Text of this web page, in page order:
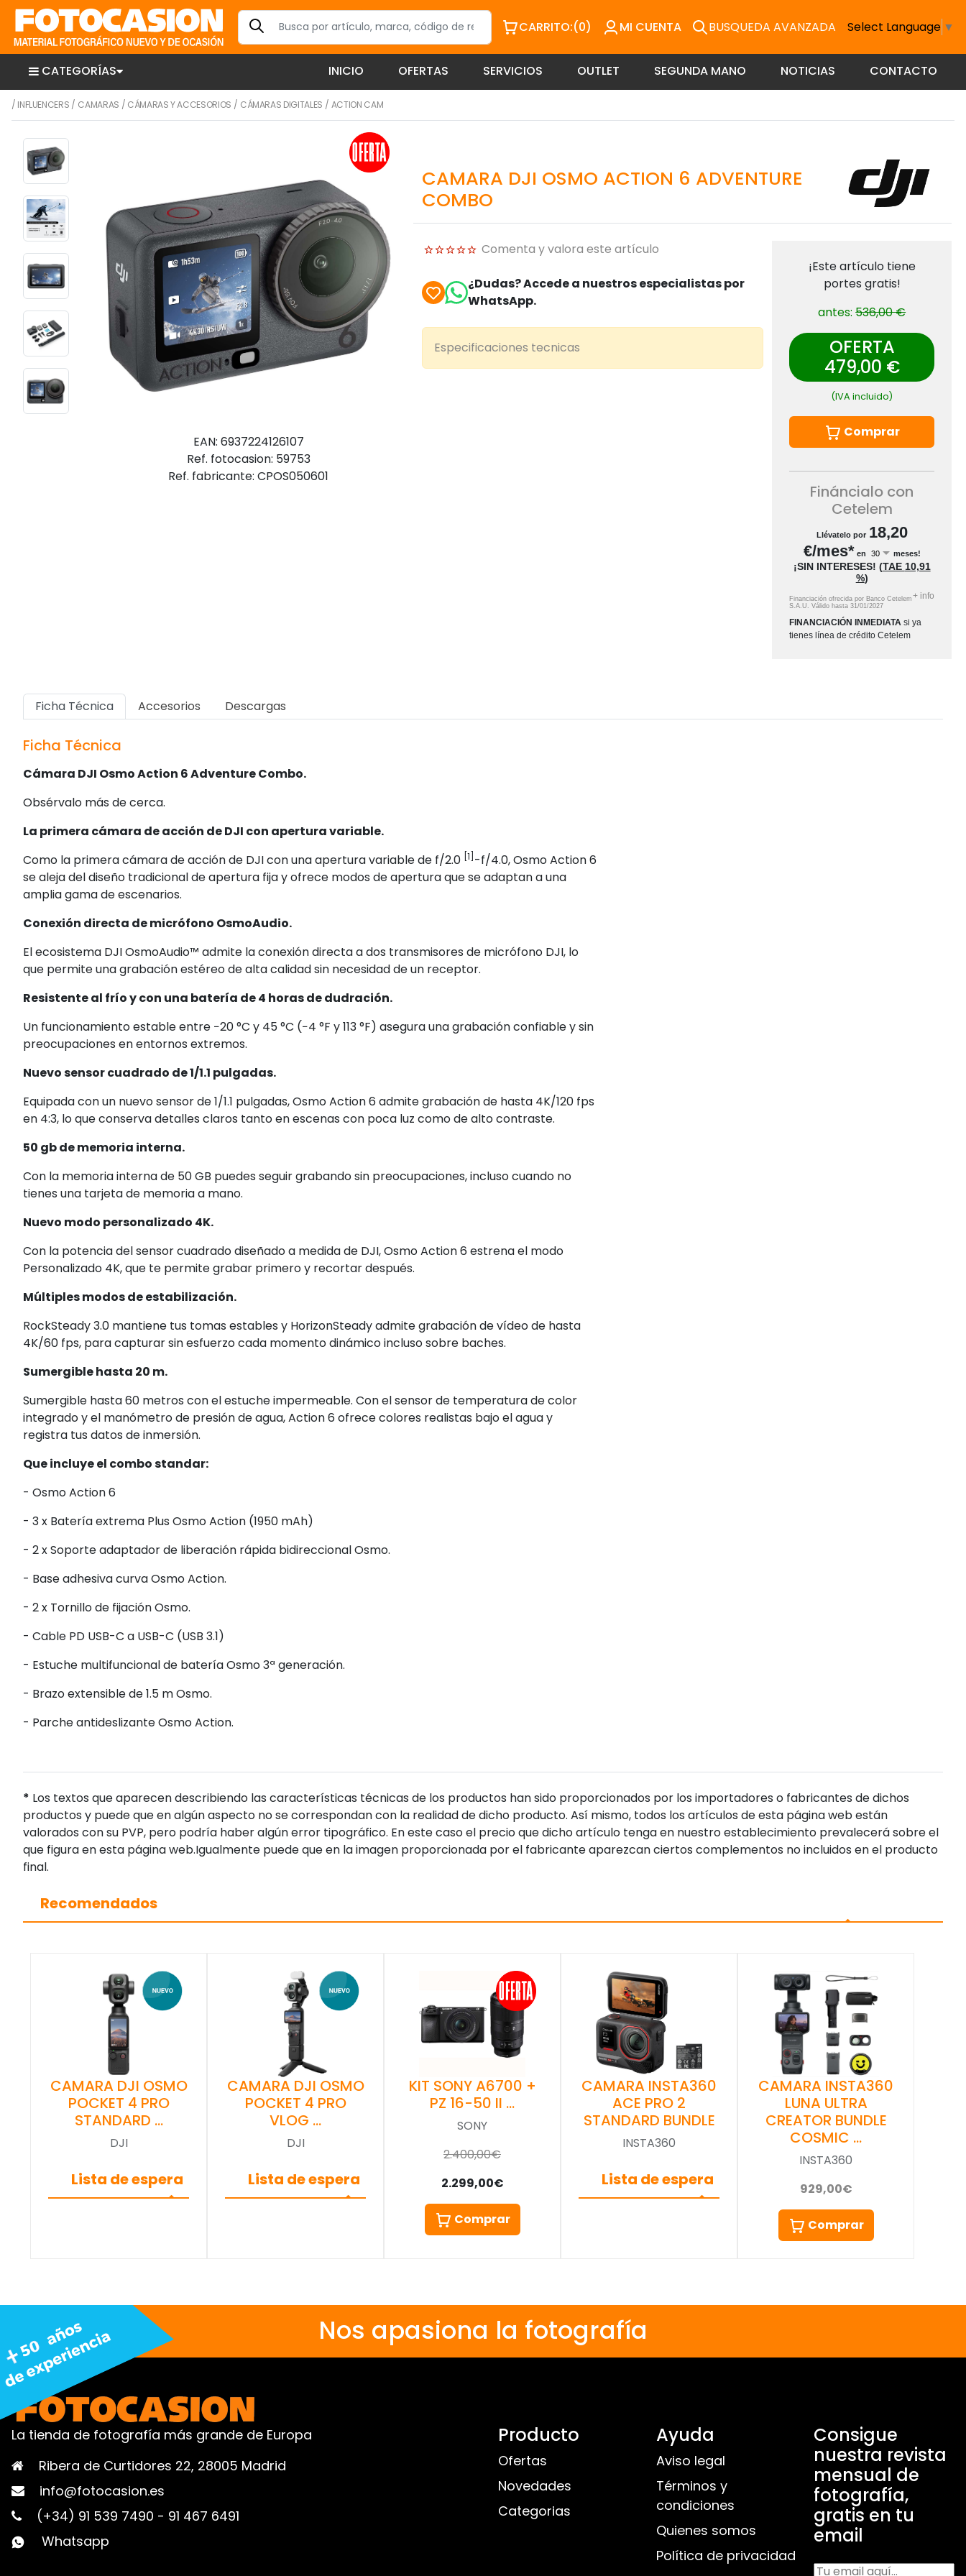
CARRITO:(0) MI CUENTA BUSQUEDA AVANZADA Select Language ▼
CATEGORÍAS INICIO OFERTAS SERVICIOS OUTLET SEGUNDA MANO NOTICIAS CONTACTO
/ INFLUENCERS / CAMARAS / CÁMARAS Y ACCESORIOS / CÁMARAS DIGITALES / ACTION CAM
EAN: 6937224126107
Ref. fotocasion: 59753
Ref. fabricante: CPOS050601
CAMARA DJI OSMO ACTION 6 ADVENTURE
COMBO
Comenta y valora este artículo
¿Dudas? Accede a nuestros especialistas por
WhatsApp.
Especificaciones tecnicas
¡Este artículo tiene
portes gratis!
antes:536,00 €
OFERTA
479,00 €
(IVA incluido)
Comprar
Fináncialo con
Cetelem
Llévatelo por 18,20
€/mes* en meses!
¡SIN INTERESES! (TAE 10,91
%)
Financiación ofrecida por Banco Cetelem
S.A.U.Válido hasta31/01/2027
+ info
FINANCIACIÓN INMEDIATA si ya
tienes línea de crédito Cetelem
Ficha Técnica Accesorios Descargas
Ficha Técnica
Cámara DJI Osmo Action 6 Adventure Combo.
Obsérvalo más de cerca.
La primera cámara de acción de DJI con apertura variable.
Como la primera cámara de acción de DJI con una apertura variable de f/2.0 [1] -f/4.0, Osmo Action 6
se aleja del diseño tradicional de apertura fija y ofrece modos de apertura que se adaptan a una
amplia gama de escenarios.
Conexión directa de micrófono OsmoAudio.
El ecosistema DJI OsmoAudio™ admite la conexión directa a dos transmisores de micrófono DJI, lo
que permite una grabación estéreo de alta calidad sin necesidad de un receptor.
Resistente al frío y con una batería de 4 horas de dudración.
Un funcionamiento estable entre −20 °C y 45 °C (−4 °F y 113 °F) asegura una grabación confiable y sin
preocupaciones en entornos extremos.
Nuevo sensor cuadrado de 1/1.1 pulgadas.
Equipada con un nuevo sensor de 1/1.1 pulgadas, Osmo Action 6 admite grabación de hasta 4K/120 fps
en 4:3, lo que conserva detalles claros tanto en escenas con poca luz como de alto contraste.
50 gb de memoria interna.
Con la memoria interna de 50 GB puedes seguir grabando sin preocupaciones, incluso cuando no
tienes una tarjeta de memoria a mano.
Nuevo modo personalizado 4K.
Con la potencia del sensor cuadrado diseñado a medida de DJI, Osmo Action 6 estrena el modo
Personalizado 4K, que te permite grabar primero y recortar después.
Múltiples modos de estabilización.
RockSteady 3.0 mantiene tus tomas estables y HorizonSteady admite grabación de vídeo de hasta
4K/60 fps, para capturar sin esfuerzo cada momento dinámico incluso sobre baches.
Sumergible hasta 20 m.
Sumergible hasta 60 metros con el estuche impermeable. Con el sensor de temperatura de color
integrado y el manómetro de presión de agua, Action 6 ofrece colores realistas bajo el agua y
registra tus datos de inmersión.
Que incluye el combo standar:
- Osmo Action 6
- 3 x Batería extrema Plus Osmo Action (1950 mAh)
- 2 x Soporte adaptador de liberación rápida bidireccional Osmo.
- Base adhesiva curva Osmo Action.
- 2 x Tornillo de fijación Osmo.
- Cable PD USB-C a USB-C (USB 3.1)
- Estuche multifuncional de batería Osmo 3ª generación.
- Brazo extensible de 1.5 m Osmo.
- Parche antideslizante Osmo Action.
* Los textos que aparecen describiendo las características técnicas de los productos han sido proporcionados por los importadores o fabricantes de dichos
productos y puede que en algún aspecto no se correspondan con la realidad de dicho producto. Así mismo, todos los artículos de esta página web están
valorados con su PVP, pero podría haber algún error tipográfico. En este caso el precio que dicho artículo tenga en nuestro establecimiento prevalecerá sobre el
que figura en esta página web.Igualmente puede que en la imagen proporcionada por el fabricante aparezcan ciertos complementos no incluidos en el producto
final.
Recomendados
CAMARA DJI OSMO
POCKET 4 PRO
STANDARD …
DJI
Lista de espera
CAMARA DJI OSMO
POCKET 4 PRO
VLOG …
DJI
Lista de espera
KIT SONY A6700 +
PZ 16-50 II …
SONY
2.400,00€
2.299,00€
Comprar
CAMARA INSTA360
ACE PRO 2
STANDARD BUNDLE
INSTA360
Lista de espera
CAMARA INSTA360
LUNA ULTRA
CREATOR BUNDLE
COSMIC …
INSTA360
929,00€
Comprar
Nos apasiona la fotografía
La tienda de fotografía más grande de Europa
Ribera de Curtidores 22, 28005 Madrid
info@fotocasion.es
(+34) 91 539 7490 - 91 467 6491
Whatsapp
Producto
Ofertas
Novedades
Categorias
Ayuda
Aviso legal
Términos y
condiciones
Quienes somos
Política de privacidad
Consigue
nuestra revista
mensual de
fotografía,
gratis en tu
email